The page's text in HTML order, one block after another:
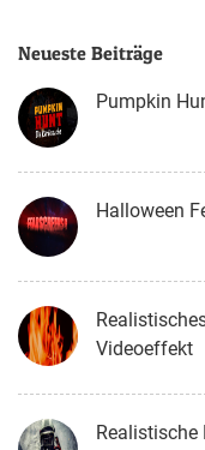
Neueste Beiträge
Pumpkin
Halloween
Videoeffekt